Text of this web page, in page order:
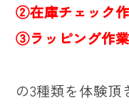
②在庫チェック
③ラッピング作業
の3種類を体験頂